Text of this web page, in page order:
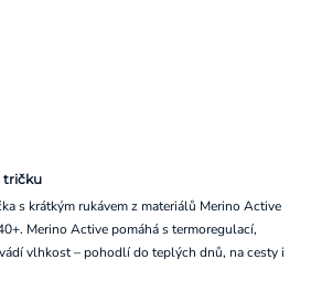
tričku
s krátkým rukávem z materiálů Merino Active
Merino Active pomáhá s termoregulací,
vlhkost – pohodlí do teplých dnů, na cesty i